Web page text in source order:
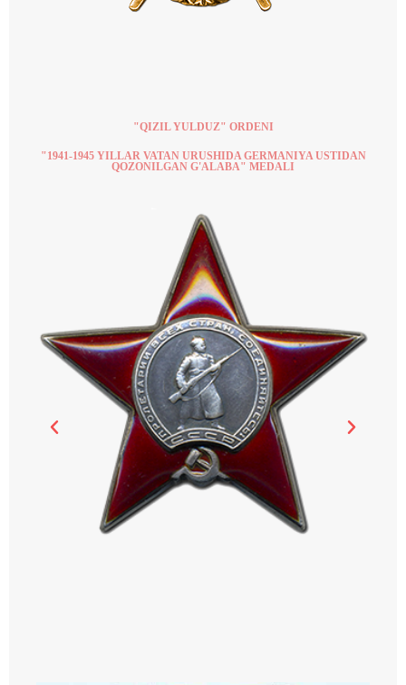
"QIZIL YULDUZ" ORDENI
"1941-1945 YILLAR VATAN URUSHIDA GERMANIYA USTIDAN
QOZONILGAN G'ALABA" MEDALI